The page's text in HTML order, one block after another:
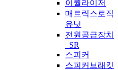
이퀄라이저
매트릭스로직
유닛
전원공급장치
_SR
스피커
스피커브래킷